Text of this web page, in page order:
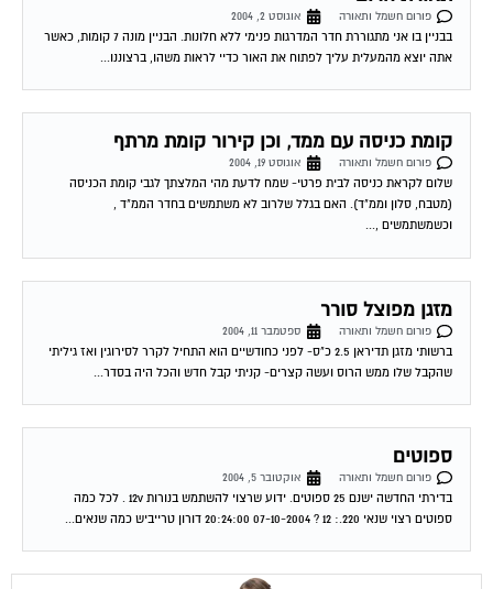
אתה יוצא מהמעלית עליך לפתוח את האור כדיי לראות משהו, ברצוננו...
קומת כניסה עם ממד, וכן קירור קומת מרתף
פורום חשמל ותאורה
אוגוסט 19, 2004
שלום לקראת כניסה לבית פרטי- שמח לדעת מהי המלצתך לגבי קומת הכניסה
(מטבח, סלון וממ"ד). האם בגלל שלרוב לא משתמשים בחדר הממ"ד ,
וכשמשתמשים ,...
מזגן מפוצל סורר
פורום חשמל ותאורה
ברשותי מזגן תדיראן 2.5 כ"ס- לפני כחודשיים הוא התחיל לקרר לסירוגין ואז גיליתי
שהקבל שלו ממש הרוס ועשה קצרים- קניתי קבל חדש והכל היה בסדר...
ספוטים
פורום חשמל ותאורה
ספוטים רצוי שנאי 220.: 12 ? 07-10-2004 20:24:00 דורון טרייביש כמה שנאים...